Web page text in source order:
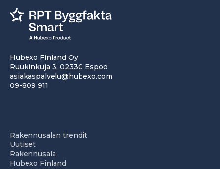
Hubexo Finland Oy
Ruukinkuja 3, 02330 Espoo
asiakaspalvelu@hubexo.com
09-809 911
Rakennusalan trendit
Uutiset
Rakennusala
Hubexo Finland